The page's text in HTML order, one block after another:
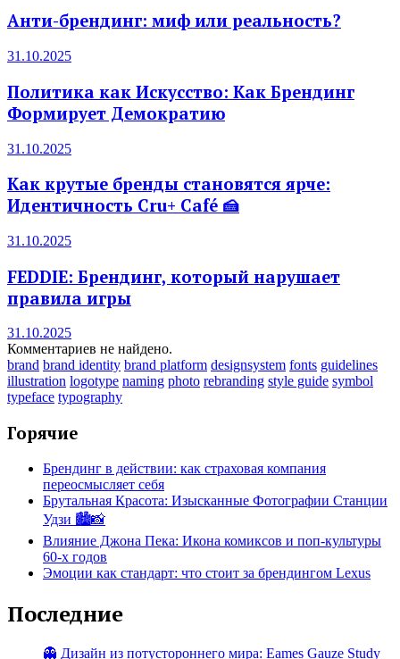
Анти-брендинг: миф или реальность?
31.10.2025
Политика как Искусство: Как Брендинг
Формирует Демократию
31.10.2025
Как крутые бренды становятся ярче:
Идентичность Cru+ Café 🍰
31.10.2025
FEDDIE: Брендинг, который нарушает
правила игры
31.10.2025
Комментариев не найдено.
brand brand identity brand platform designsystem fonts guidelines
illustration logotype naming photo rebranding style guide symbol
typeface typography
Горячие
Брендинг в действии: как страховая компания
переосмысляет себя
Брутальная Красота: Изысканные Фотографии Станции
Удзи 🏙️📸
Влияние Джона Пека: Икона комиксов и поп-культуры
60-х годов
Эмоции как стандарт: что стоит за брендингом Lexus
Последние
👻 Дизайн из потустороннего мира: Eames Gauze Study